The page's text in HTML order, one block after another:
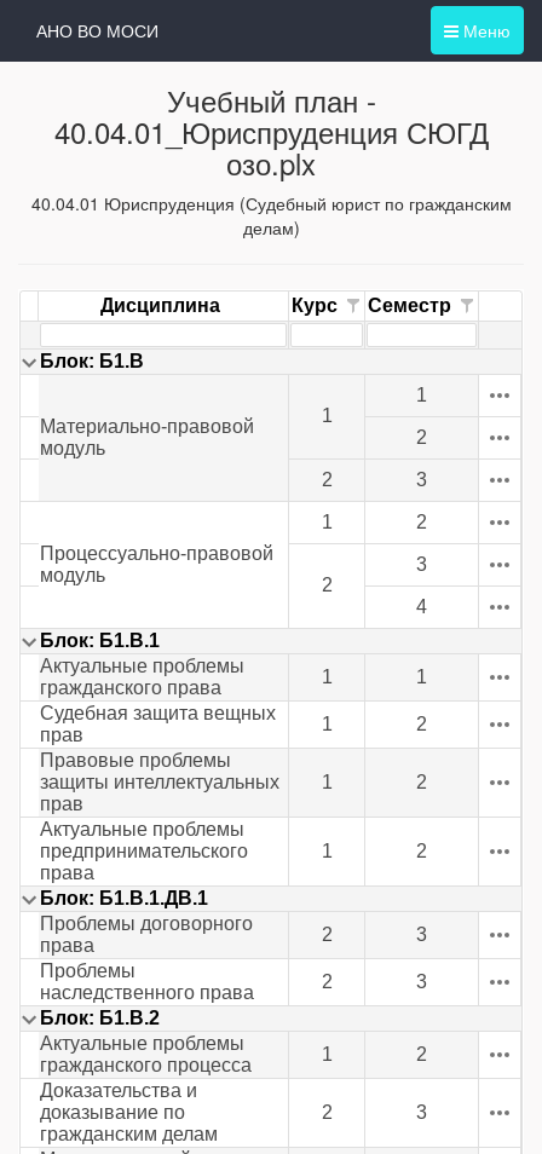
Меню
АНО ВО МОСИ
Учебный план -
40.04.01_Юриспруденция СЮГД
озо.plx
40.04.01 Юриспруденция (Судебный юрист по гражданским
делам)
Дисциплина Курс Семестр
Блок: Б1.В
Материально-правовой
модуль
1
1
2
2 3
Процессуально-правовой
модуль
1 2
2
3
4
Блок: Б1.В.1
Актуальные проблемы
гражданского права
1
1
Судебная защита вещных
прав
1
2
Правовые проблемы
защиты интеллектуальных
прав
1 2
Актуальные проблемы
предпринимательского
права
1 2
Блок: Б1.В.1.ДВ.1
Проблемы договорного
права
2
3
Проблемы
наследственного права
2
3
Блок: Б1.В.2
Актуальные проблемы
гражданского процесса
1
2
Доказательства и
доказывание по
гражданским делам
2 3